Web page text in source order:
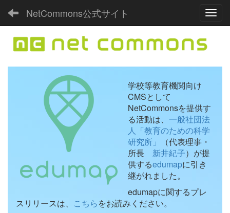
NetCommons公式サイト
学校等教育機関向け
CMSとして
NetCommonsを提供す
る活動は、 一般社団法
人「教育のための科学
研究所」
（代表理事・
所長 新井紀子）が提
供するedumapに引き
継がれました。
edumapに関するプレ
スリリースは、 こちらをお読みください。